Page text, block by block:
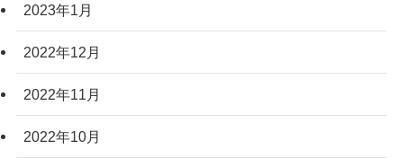
2023年1月
2022年12月
2022年11月
2022年10月